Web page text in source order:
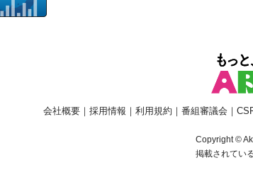
会社概要｜ 採用情報 ｜ 利用規約 ｜ 番組審議会 ｜
Copyright ©
掲載されてい